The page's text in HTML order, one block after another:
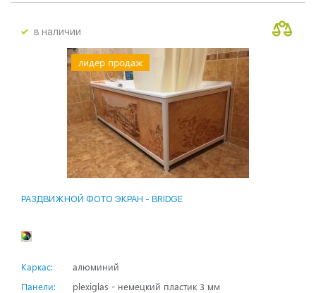
в наличии
лидер продаж
РАЗДВИЖНОЙ ФОТО ЭКРАН - BRIDGE
Каркас:
алюминий
Панели:
plexiglas - немецкий пластик 3 мм